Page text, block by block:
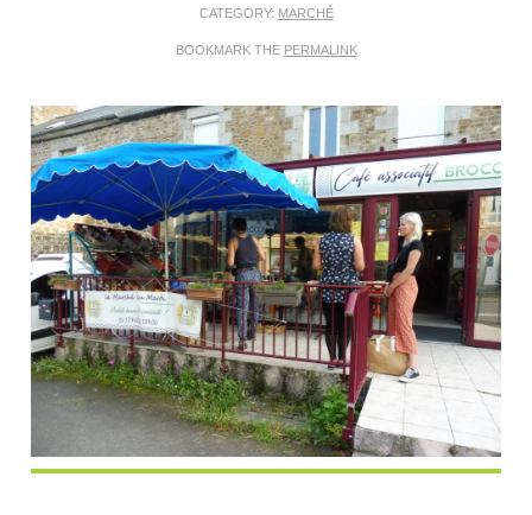
CATEGORY: MARCHÉ
BOOKMARK THE PERMALINK